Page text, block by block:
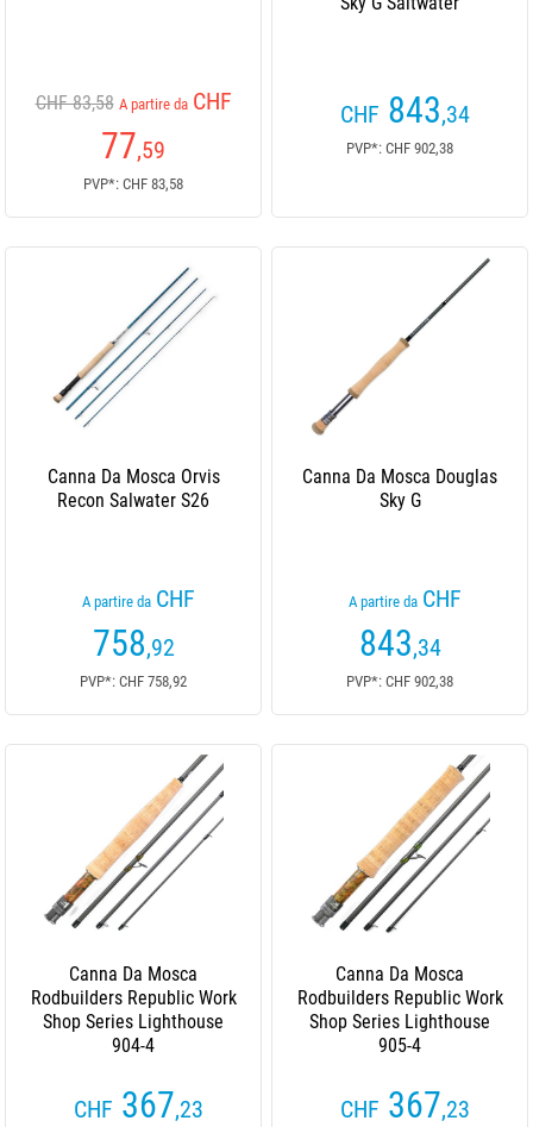
CHF 83,58 A partire da CHF
77,59
PVP*: CHF 83,58
CHF 843,34
PVP*: CHF 902,38
Canna Da Mosca Orvis
Recon Salwater S26
A partire da CHF
758,92
PVP*: CHF 758,92
Canna Da Mosca Douglas
Sky G
A partire da CHF
843,34
PVP*: CHF 902,38
Canna Da Mosca
Rodbuilders Republic Work
Shop Series Lighthouse
904-4
CHF 367,23
Canna Da Mosca
Rodbuilders Republic Work
Shop Series Lighthouse
905-4
CHF 367,23